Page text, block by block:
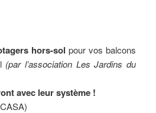
hors-sol pour vos balcons
(par l’association Les Jardins du
avec leur système !